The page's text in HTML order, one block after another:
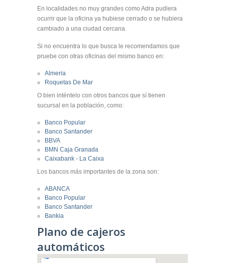
En localidades no muy grandes como Adra pudiera
ocurrir que la oficina ya hubiese cerrado o se hubiera
cambiado a una ciudad cercana.
Si no encuentra lo que busca le recomendamos que
pruebe con otras oficinas del mismo banco en:
Almeria
Roquetas De Mar
O bien inténtelo con otros bancos que sí tienen
sucursal en la población, como:
Banco Popular
Banco Santander
BBVA
BMN Caja Granada
Caixabank - La Caixa
Los bancos más importantes de la zona son:
ABANCA
Banco Popular
Banco Santander
Bankia
Plano de cajeros
automáticos